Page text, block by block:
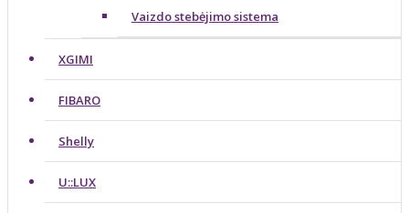
Vaizdo stebėjimo sistema
XGIMI
FIBARO
Shelly
U::LUX